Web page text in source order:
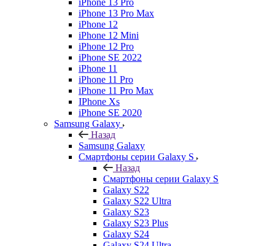
iPhone 13 Pro
iPhone 13 Pro Max
iPhone 12
iPhone 12 Mini
iPhone 12 Pro
iPhone SE 2022
iPhone 11
iPhone 11 Pro
iPhone 11 Pro Max
IPhone Xs
iPhone SE 2020
Samsung Galaxy
Назад
Samsung Galaxy
Смартфоны серии Galaxy S
Назад
Смартфоны серии Galaxy S
Galaxy S22
Galaxy S22 Ultra
Galaxy S23
Galaxy S23 Plus
Galaxy S24